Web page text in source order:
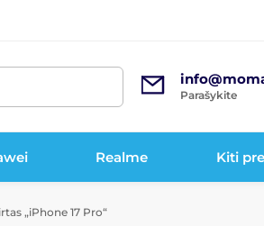
Parašykite
Realme Kiti
„iPhone 17 Pro“